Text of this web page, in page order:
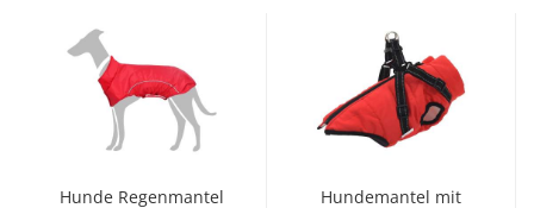
Hunde Regenmantel
Hundemantel mit